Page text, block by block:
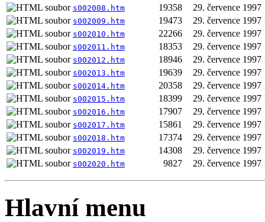
s002008.htm 19358 29. července 1997
s002009.htm 19473 29. července 1997
s002010.htm 22266 29. července 1997
s002011.htm 18353 29. července 1997
s002012.htm 18946 29. července 1997
s002013.htm 19639 29. července 1997
s002014.htm 20358 29. července 1997
s002015.htm 18399 29. července 1997
s002016.htm 17907 29. července 1997
s002017.htm 15861 29. července 1997
s002018.htm 17374 29. července 1997
s002019.htm 14308 29. července 1997
s002020.htm 9827 29. července 1997
Hlavní menu